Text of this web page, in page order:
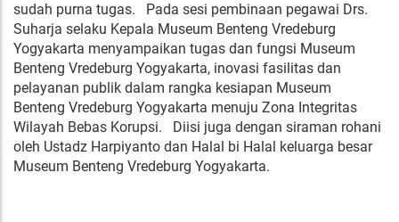
sudah purna tugas. Pada sesi pembinaan pegawai Drs.
Suharja selaku Kepala Museum Benteng Vredeburg
Yogyakarta menyampaikan tugas dan fungsi Museum
Benteng Vredeburg Yogyakarta, inovasi fasilitas dan
pelayanan publik dalam rangka kesiapan Museum
Benteng Vredeburg Yogyakarta menuju Zona Integritas
Wilayah Bebas Korupsi. Diisi juga dengan siraman rohani
oleh Ustadz Harpiyanto dan Halal bi Halal keluarga besar
Museum Benteng Vredeburg Yogyakarta.